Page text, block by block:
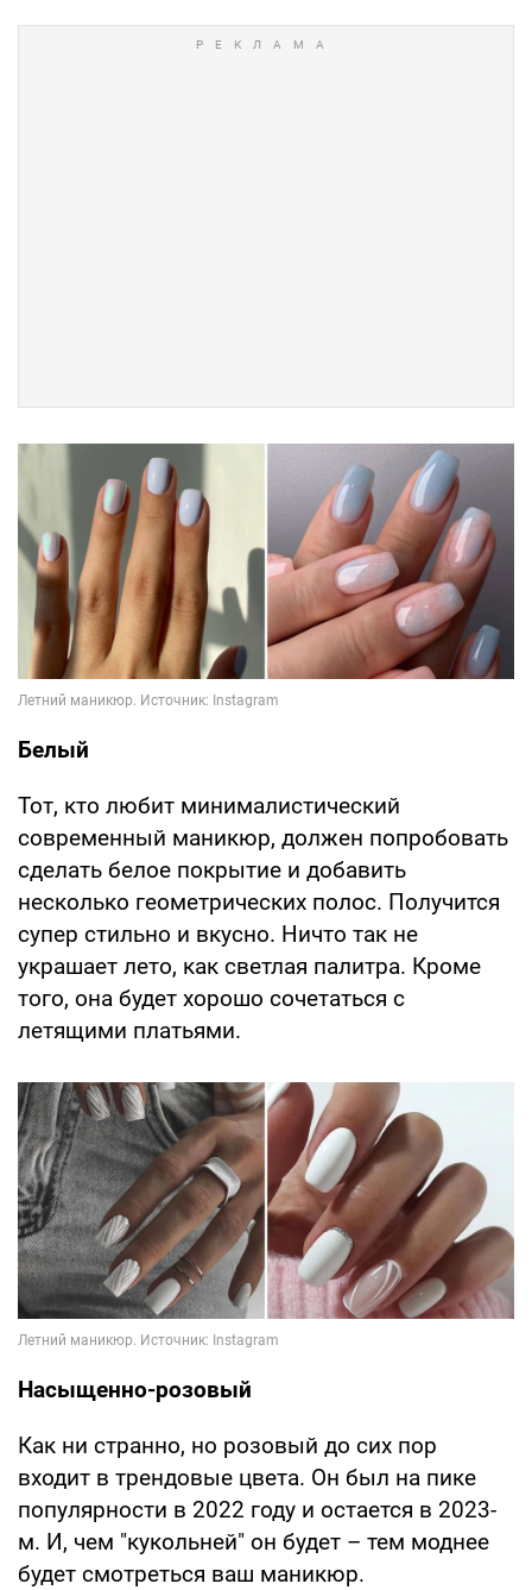
Белый
Тот, кто любит минималистический
современный маникюр, должен попробовать
сделать белое покрытие и добавить
несколько геометрических полос. Получится
супер стильно и вкусно. Ничто так не
украшает лето, как светлая палитра. Кроме
того, она будет хорошо сочетаться с
летящими платьями.
Насыщенно-розовый
Как ни странно, но розовый до сих пор
входит в трендовые цвета. Он был на пике
популярности в 2022 году и остается в 2023-
м. И, чем "кукольней" он будет – тем моднее
будет смотреться ваш маникюр.